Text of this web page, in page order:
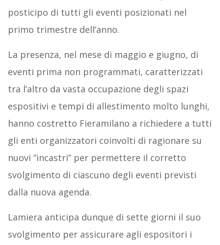
posticipo di tutti gli eventi posizionati nel
primo trimestre dell’anno.
La presenza, nel mese di maggio e giugno, di
eventi prima non programmati, caratterizzati
tra l’altro da vasta occupazione degli spazi
espositivi e tempi di allestimento molto lunghi,
hanno costretto Fieramilano a richiedere a tutti
gli enti organizzatori coinvolti di ragionare su
nuovi “incastri” per permettere il corretto
svolgimento di ciascuno degli eventi previsti
dalla nuova agenda.
Lamiera anticipa dunque di sette giorni il suo
svolgimento per assicurare agli espositori i